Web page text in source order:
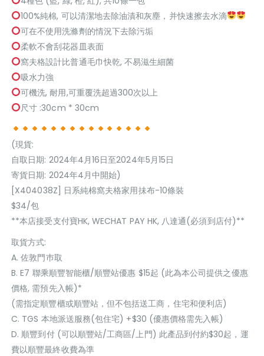
100%純棉, 可以清潔地去除油漬和灰塵，并快速擦去水滴
可在不使用洗滌劑的情況下去除污垢
柔軟不會刮花器皿表面
窩夫格設計比普通毛巾快乾, 不易滋生細菌
吸水力強
可機洗, 耐用,可重覆洗超過300次以上
尺寸 :30cm * 30cm
(現貨:
自取日期: 2024年4月16日至2024年5月15日
寄貨日期: 2024年4月中開始)
[X404038Z] 日系純棉窩夫格家用抺布-10條裝
$34/包
**本店接受支付寶HK, WECHAT PAY HK, 八達通(必須到店付)**
取貨方式:
A. 佐敦門巿取
B. E7 聯乘順豐智能櫃/順豐站優惠 $15起 (此為本公司提供之優惠
價格, 需預先入帳)*
(需指定順豐櫃或順豐站，但不包括送工商，住宅和便利店)
C. TGS 本地派送服務(包住宅) +$30 (優惠價格需先入帳)
D. 順豐到付 (可以順豐站/工商區/上門) 此產品到付約$30起，運
費以順豐最終收費為準